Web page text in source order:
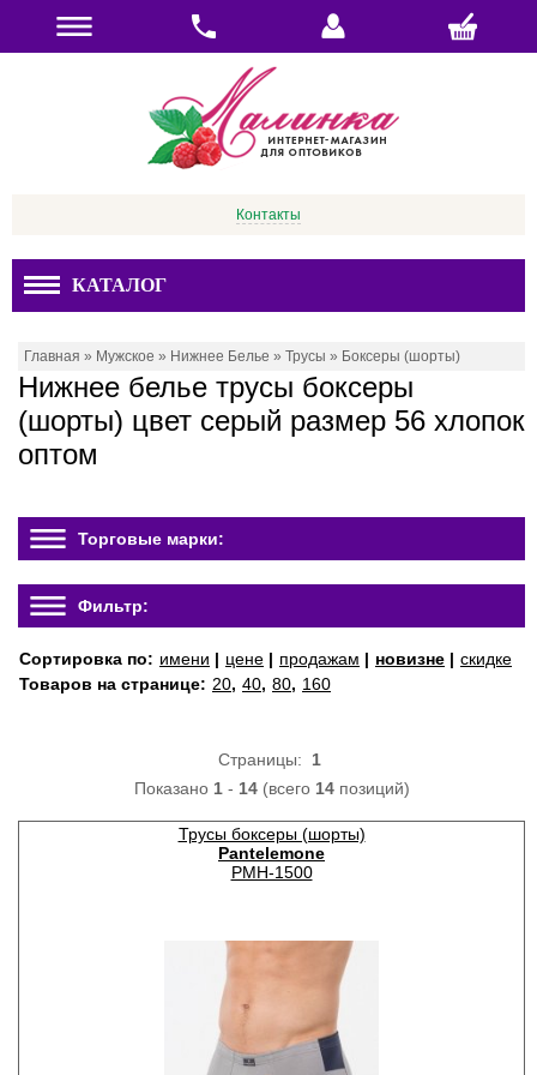
Контакты
КАТАЛОГ
Главная » Мужское » Нижнее Белье » Трусы » Боксеры (шорты)
Нижнее белье трусы боксеры
(шорты) цвет серый размер 56 хлопок
оптом
Торговые марки:
Фильтр:
Сортировка по: имени | цене | продажам | новизне | скидке
Товаров на странице: 20, 40, 80, 160
Страницы: 1
Показано 1- 14(всего 14позиций)
Трусы боксеры (шорты)
Pantelemone
PMH-1500